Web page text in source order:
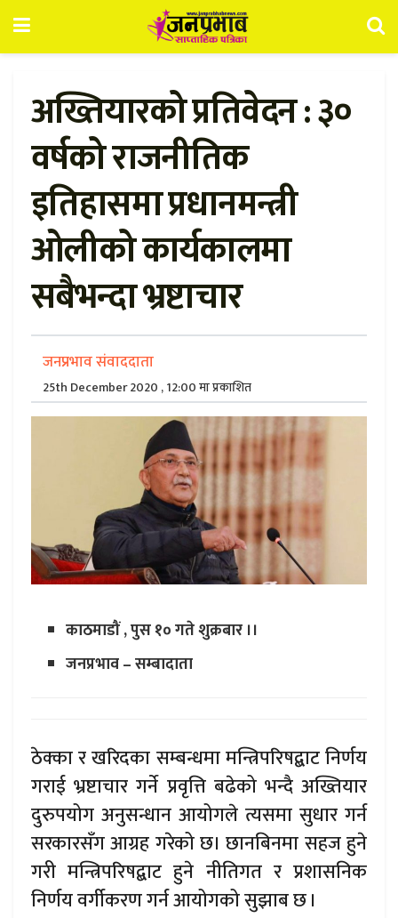
अख्तियारको प्रतिवेदन : ३०
वर्षको राजनीतिक
इतिहासमा प्रधानमन्त्री
ओलीको कार्यकालमा
सबैभन्दा भ्रष्टाचार
जनप्रभाव संवाददाता
25th December 2020 , 12:00 मा प्रकाशित
काठमाडौं , पुस १० गते शुक्रबार ।।
जनप्रभाव – सम्बादाता
ठेक्का र खरिदका सम्बन्धमा मन्त्रिपरिषद्बाट निर्णय
गराई भ्रष्टाचार गर्ने प्रवृत्ति बढेको भन्दै अख्तियार
दुरुपयोग अनुसन्धान आयोगले त्यसमा सुधार गर्न
सरकारसँग आग्रह गरेको छ। छानबिनमा सहज हुने
गरी मन्त्रिपरिषद्बाट हुने नीतिगत र प्रशासनिक
निर्णय वर्गीकरण गर्न आयोगको सुझाब छ ।